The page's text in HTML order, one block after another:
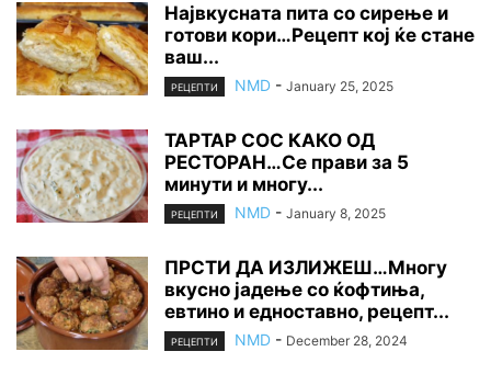
Највкусната пита со сирење и
готови кори…Рецепт кој ќе стане
ваш...
РЕЦЕПТИ NMD - January 25, 2025
ТАРТАР СОС КАКО ОД
РЕСТОРАН…Се прави за 5
минути и многу...
РЕЦЕПТИ NMD - January 8, 2025
ПРСТИ ДА ИЗЛИЖЕШ…Многу
вкусно јадење со ќофтиња,
евтино и едноставно, рецепт...
РЕЦЕПТИ NMD - December 28, 2024